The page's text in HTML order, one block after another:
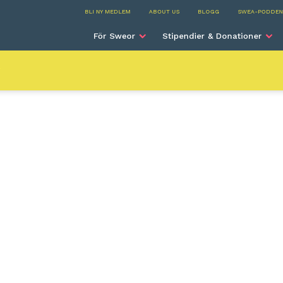
BLI NY MEDLEM ABOUT US BLOGG SWEA-PODDEN
SWEA Art International
För Sweor Stipendier & Donationer